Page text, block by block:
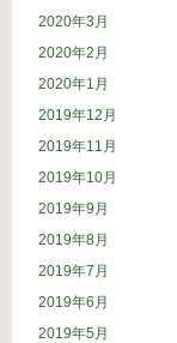
2020年3月
2020年2月
2020年1月
2019年12月
2019年11月
2019年10月
2019年9月
2019年8月
2019年7月
2019年6月
2019年5月